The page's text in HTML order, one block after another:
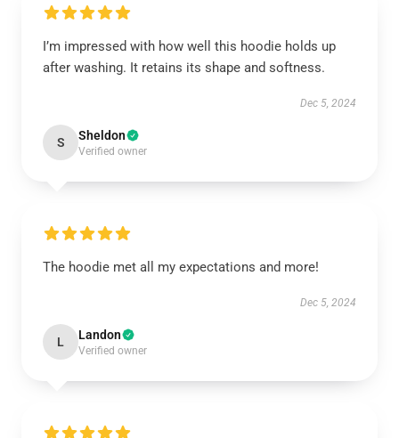
I’m impressed with how well this hoodie holds up
after washing. It retains its shape and softness.
Dec 5, 2024
S Sheldon
Verified owner
The hoodie met all my expectations and more!
Dec 5, 2024
L Landon
Verified owner